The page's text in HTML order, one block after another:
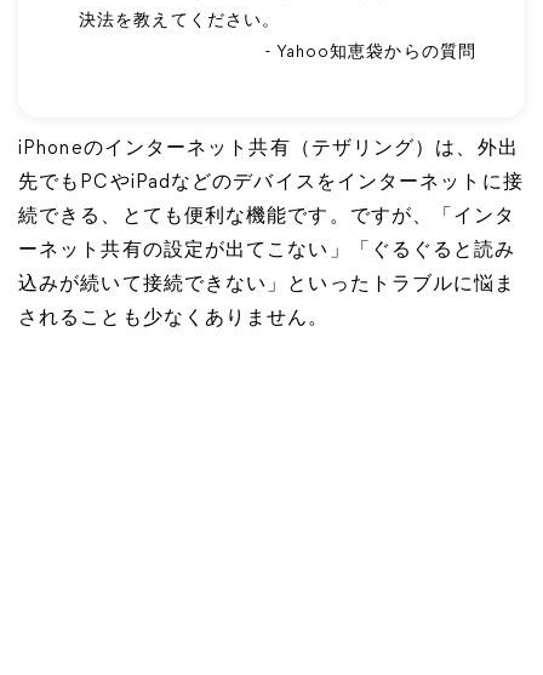
決法を教えてください。
- Yahoo知恵袋からの質問
iPhoneのインターネット共有（テザリング）は、外出
先でもPCやiPadなどのデバイスをインターネットに接
続できる、とても便利な機能です。ですが、「インタ
ーネット共有の設定が出てこない」「ぐるぐると読み
込みが続いて接続できない」といったトラブルに悩ま
されることも少なくありません。